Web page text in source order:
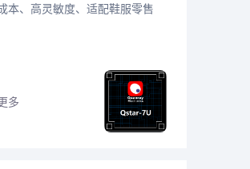
本、高灵敏度、适配鞋服零售
多